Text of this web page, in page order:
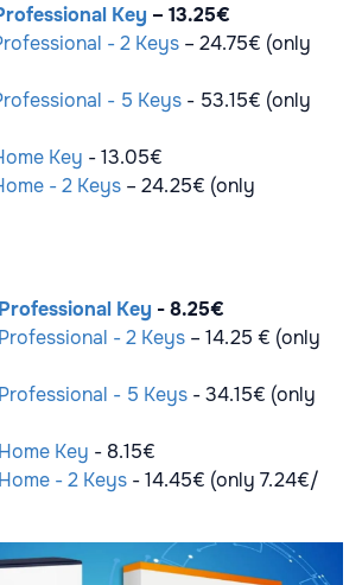
Key – 13.25€
- 2 Keys – 24.75€ (only
- 5 Keys - 53.15€ (only
Key - 13.05€
- 2 Keys – 24.25€ (only
Key - 8.25€
- 2 Keys – 14.25 € (only
- 5 Keys - 34.15€ (only
Key - 8.15€
- 2 Keys - 14.45€ (only 7.24€/